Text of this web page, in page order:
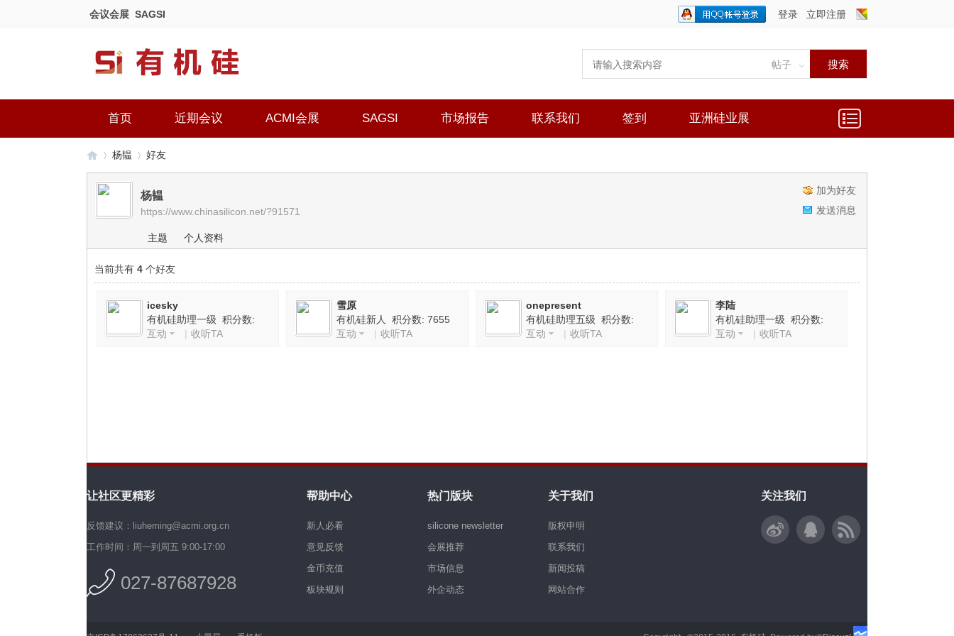
会议会展 SAGSI 登录
立即注册
帖子 搜索
首页 近期会议 ACMI会展 SAGSI 市场报告 联系我们 签到 亚洲硅业展
有
硅
›
杨韫
›
好友
加为好友
发送消息
杨韫
https://www.chinasilicon.net/?91571
主题 个人资料
当前共有 4 个好友
icesky
有机硅助理一级 积分数:
1467
互动 | 收听TA
雪原
有机硅新人 积分数: 7655
互动
| 收听TA
onepresent
有机硅助理五级 积分数:
5601
互动 | 收听TA
李陆
有机硅助理一级 积分数:
1508
互动 | 收听TA
让社区更精彩
反馈建议：liuheming@acmi.org.cn
工作时间：周一到周五 9:00-17:00
027-87687928
帮助中心
新人必看
意见反馈
金币充值
板块规则
热门版块
silicone newsletter
会展推荐
市场信息
外企动态
关于我们
版权申明
联系我们
新闻投稿
网站合作
关注我们